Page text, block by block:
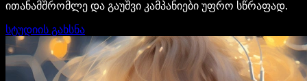
ითანამშრომლე და გაუშვი კამპანიები უფრო სწრაფად.
სტუდიის გახსნა